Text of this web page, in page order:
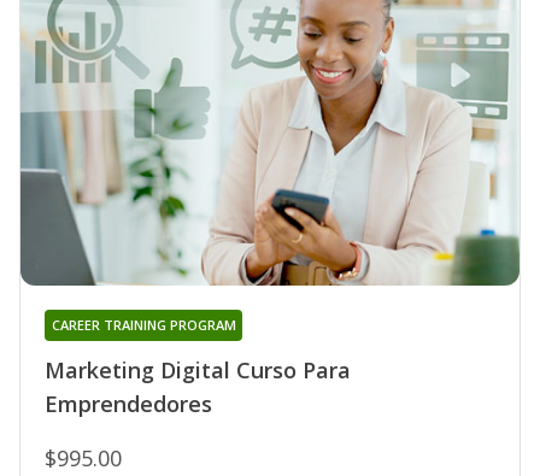
Marketing Digital Curso Para
Emprendedores
CAREER TRAINING PROGRAM
$995.00